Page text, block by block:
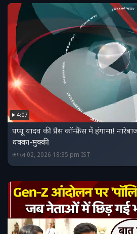
4:07
पप्पू यादव की प्रेस कॉन्फ्रेंस में हंगामा!
धक्का-मुक्की
अगस्त 02, 2026 18:35 pm IST